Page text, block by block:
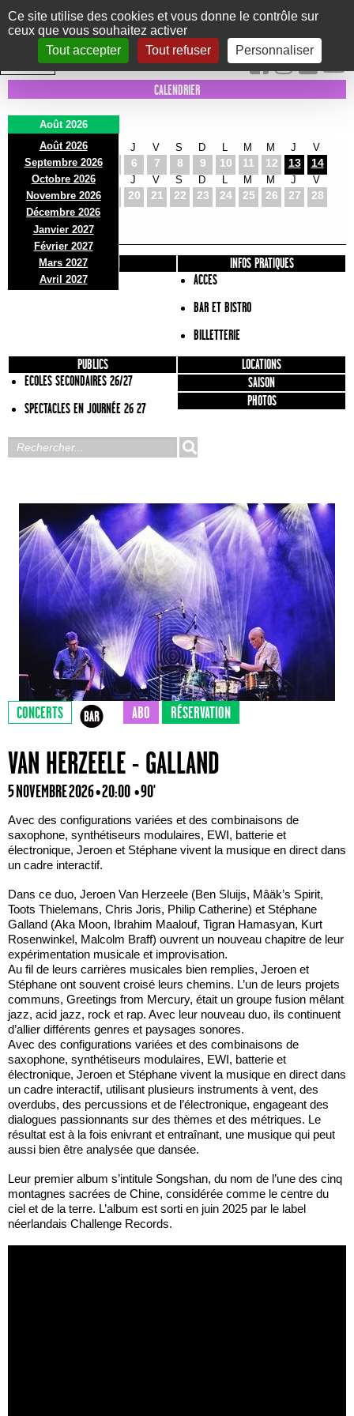
Panneau de gestion des cookies
Ce site utilise des cookies et vous donne le contrôle sur
ceux que vous souhaitez activer
Tout accepter
Tout refuser Personnaliser
Le Marni
CONCERTS DANSE/CIRQUE THÉÂTRE KIDS EXPOS EVENTS
INTRA MUROS
CALENDRIER
Août 2026
Août 2026
Septembre 2026
Octobre 2026
Novembre 2026
Décembre 2026
Janvier 2027
Février 2027
Mars 2027
Avril 2027
D
2
L
3
M
4
J
6
V
7
S
8
D
9 10
M
11
M
12
J
13
V
14
D
16
L
17
M
18
J
20
V
21
S
22
D
23 24
M
25
M
26
J
27
V
28
D
30
L
31
PRÉSENTATION
INFOS PRATIQUES
ACCES
BAR ET BISTRO
BILLETTERIE
PUBLICS
ECOLES SECONDAIRES 26/27
SPECTACLES EN JOURNÉE 26 27
LOCATIONS
SAISON
PHOTOS
CONCERTS ABO RÉSERVATION
VAN HERZEELE - GALLAND
5 NOVEMBRE 2026 • 20:00 • 90'
Avec des configurations variées et des combinaisons de
saxophone, synthétiseurs modulaires, EWI, batterie et
électronique, Jeroen et Stéphane vivent la musique en direct dans
un cadre interactif.
Dans ce duo, Jeroen Van Herzeele (Ben Sluijs, Mâäk’s Spirit,
Toots Thielemans, Chris Joris, Philip Catherine) et Stéphane
Galland (Aka Moon, Ibrahim Maalouf, Tigran Hamasyan, Kurt
Rosenwinkel, Malcolm Braff) ouvrent un nouveau chapitre de leur
expérimentation musicale et improvisation.
Au fil de leurs carrières musicales bien remplies, Jeroen et
Stéphane ont souvent croisé leurs chemins. L’un de leurs projets
communs, Greetings from Mercury, était un groupe fusion mêlant
jazz, acid jazz, rock et rap. Avec leur nouveau duo, ils continuent
d’allier différents genres et paysages sonores.
Avec des configurations variées et des combinaisons de
saxophone, synthétiseurs modulaires, EWI, batterie et
électronique, Jeroen et Stéphane vivent la musique en direct dans
un cadre interactif, utilisant plusieurs instruments à vent, des
overdubs, des percussions et de l’électronique, engageant des
dialogues passionnants sur des thèmes et des métriques. Le
résultat est à la fois enivrant et entraînant, une musique qui peut
aussi bien être analysée que dansée.
Leur premier album s’intitule Songshan, du nom de l’une des cinq
montagnes sacrées de Chine, considérée comme le centre du
ciel et de la terre. L’album est sorti en juin 2025 par le label
néerlandais Challenge Records.